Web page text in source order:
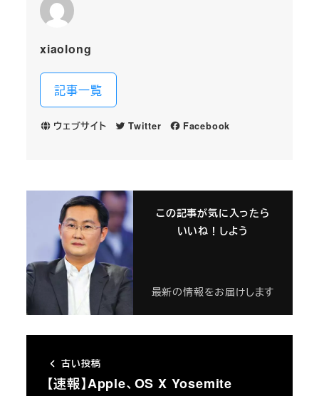
xiaolong
記事一覧
ウェブサイト Twitter Facebook
この記事が気に入ったら
いいね！しよう
最新の情報をお届けします
古い投稿
【速報】Apple、OS X Yosemite